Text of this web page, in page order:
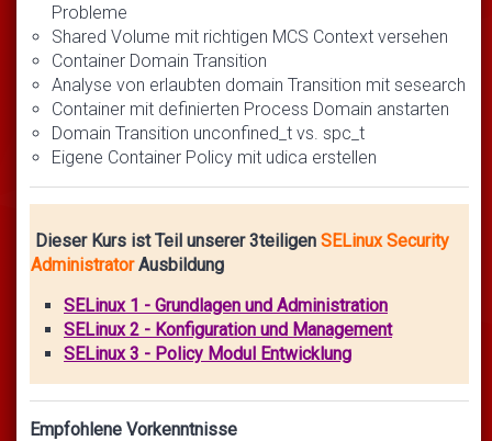
Probleme
Shared Volume mit richtigen MCS Context versehen
Container Domain Transition
Analyse von erlaubten domain Transition mit sesearch
Container mit definierten Process Domain anstarten
Domain Transition unconfined_t vs. spc_t
Eigene Container Policy mit udica erstellen
Dieser Kurs ist Teil unserer 3teiligen SELinux Security
AdministratorAusbildung
SELinux 1 - Grundlagen und Administration
SELinux 2 - Konfiguration und Management
SELinux 3 - Policy Modul Entwicklung
Empfohlene Vorkenntnisse